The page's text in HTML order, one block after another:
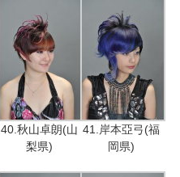
40.秋山卓朗(山
梨県)
41.岸本亞弓(福
岡県)